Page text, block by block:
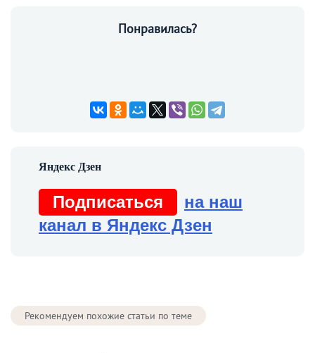
Понравилась?
Подписаться
на наш
канал в Яндекс Дзен
Рекомендуем похожие статьи по теме